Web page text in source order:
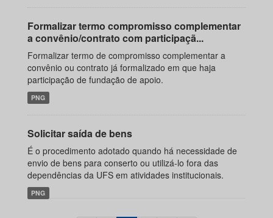
Formalizar termo compromisso complementar
a convênio/contrato com participaçã...
Formalizar termo de compromisso complementar a
convênio ou contrato já formalizado em que haja
participação de fundação de apoio.
PNG
Solicitar saída de bens
É o procedimento adotado quando há necessidade de
envio de bens para conserto ou utilizá-lo fora das
dependências da UFS em atividades institucionais.
PNG